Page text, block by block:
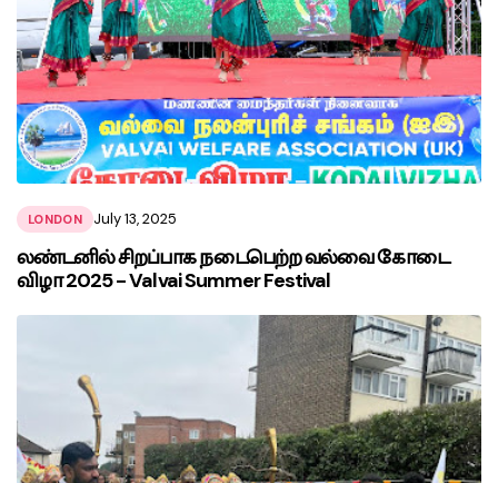
LONDON July 13, 2025
லண்டனில் சிறப்பாக நடைபெற்ற வல்வை கோடை
விழா 2025 - Valvai Summer Festival